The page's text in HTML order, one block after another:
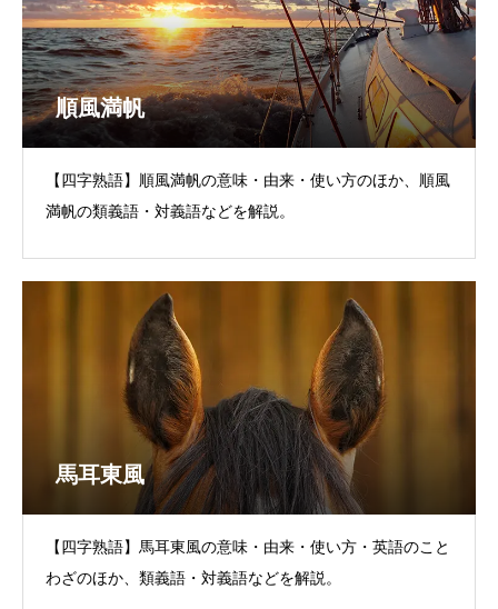
順風満帆
【四字熟語】順風満帆の意味・由来・使い方のほか、順風
満帆の類義語・対義語などを解説。
馬耳東風
【四字熟語】馬耳東風の意味・由来・使い方・英語のこと
わざのほか、類義語・対義語などを解説。